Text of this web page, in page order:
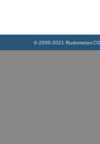
© 2000-2021